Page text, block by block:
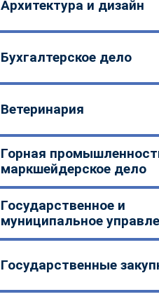
Архитектура и дизайн
Бухгалтерское дело
Ветеринария
Горная
маркшейдерское дело
Государственное и
муниципальное
Государственные